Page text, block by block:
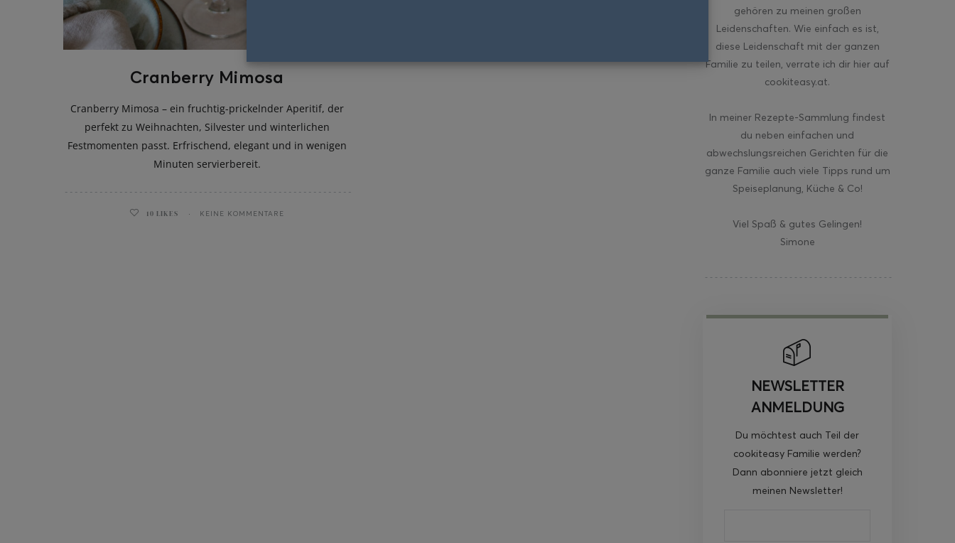
Cranberry Mimosa
Cranberry Mimosa – ein fruchtig-prickelnder Aperitif, der
perfekt zu Weihnachten, Silvester und winterlichen
Festmomenten passt. Erfrischend, elegant und in wenigen
Minuten servierbereit.
10 LIKES KEINE KOMMENTARE
gehören zu meinen großen
Leidenschaften. Wie einfach es ist,
diese Leidenschaft mit der ganzen
Familie zu teilen, verrate ich dir hier auf
cookiteasy.at.
In meiner Rezepte-Sammlung findest
du neben einfachen und
abwechslungsreichen Gerichten für die
ganze Familie auch viele Tipps rund um
Speiseplanung, Küche & Co!
Viel Spaß & gutes Gelingen!
Simone
NEWSLETTER
ANMELDUNG
Du möchtest auch Teil der
cookiteasy Familie werden?
Dann abonniere jetzt gleich
meinen Newsletter!